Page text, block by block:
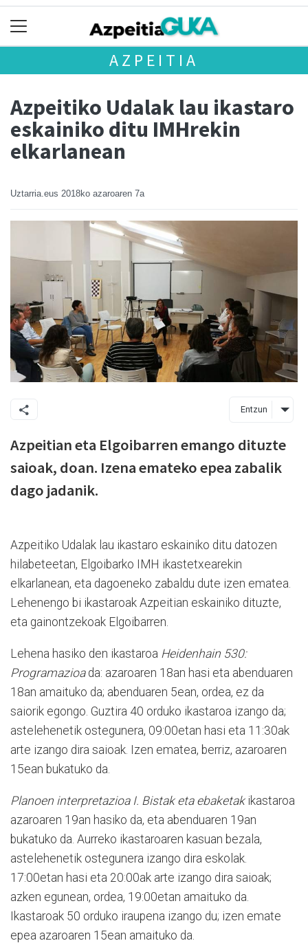
AZPEITIA
Azpeitiko Udalak lau ikastaro
eskainiko ditu IMHrekin
elkarlanean
Uztarria.eus 2018ko azaroaren 7a
Entzun
Azpeitian eta Elgoibarren emango dituzte
saioak, doan. Izena emateko epea zabalik
dago jadanik.
Azpeitiko Udalak lau ikastaro eskainiko ditu datozen
hilabeteetan, Elgoibarko IMH ikastetxearekin
elkarlanean, eta dagoeneko zabaldu dute izen ematea.
Lehenengo bi ikastaroak Azpeitian eskainiko dituzte,
eta gainontzekoak Elgoibarren.
Lehena hasiko den ikastaroa Heidenhain 530:
Programazioada: azaroaren 18an hasi eta abenduaren
18an amaituko da; abenduaren 5ean, ordea, ez da
saiorik egongo. Guztira 40 orduko ikastaroa izango da;
astelehenetik ostegunera, 09:00etan hasi eta 11:30ak
arte izango dira saioak. Izen ematea, berriz, azaroaren
15ean bukatuko da.
Planoen interpretazioa I. Bistak eta ebaketakikastaroa
azaroaren 19an hasiko da, eta abenduaren 19an
bukatuko da. Aurreko ikastaroaren kasuan bezala,
astelehenetik ostegunera izango dira eskolak.
17:00etan hasi eta 20:00ak arte izango dira saioak;
azken egunean, ordea, 19:00etan amaituko da.
Ikastaroak 50 orduko iraupena izango du; izen emate
epea azaroaren 15ean amaituko da.